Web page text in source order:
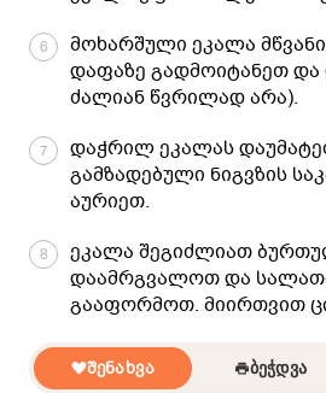
6
მოხარშული ეკალა
დაფაზე გადმოიტანეთ და
ძალიან წვრილად არა).
7
დაჭრილ ეკალას
გამზადებული ნიგვზის
აურიეთ.
8
ეკალა შეგიძლიათ
დაამრგვალოთ და
გააფორმოთ. მიირთვით
ᲨᲔᲜᲐᲮᲕᲐ ᲑᲔᲭᲓᲕᲐ